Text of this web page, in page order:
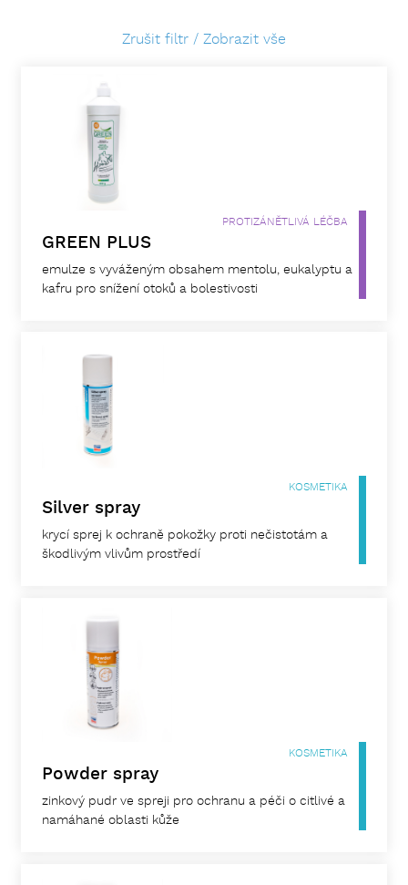
Zrušit filtr / Zobrazit vše
PROTIZÁNĚTLIVÁ LÉČBA
GREEN PLUS
emulze s vyváženým obsahem mentolu, eukalyptu a
kafru pro snížení otoků a bolestivosti
KOSMETIKA
Silver spray
krycí sprej k ochraně pokožky proti nečistotám a
škodlivým vlivům prostředí
KOSMETIKA
Powder spray
zinkový pudr ve spreji pro ochranu a péči o citlivé a
namáhané oblasti kůže